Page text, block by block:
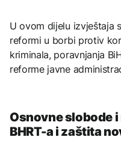
U ovom dijelu izvještaja
reformi u borbi protiv
kriminala, poravnjanja
reforme javne
Osnovne slobode
BHRT-a i zaštita